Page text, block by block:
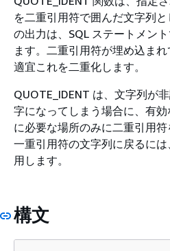
を二重引用符で囲んだ文字列
の出力は、SQL ステートメン
ます。二重引用符が埋め込ま
適宜これを二重化します。
QUOTE_IDENT は、文字列が
字になってしまう場合に、有
に必要な場所のみに二重引用
一重引用符の文字列に戻るには
用します。
構文